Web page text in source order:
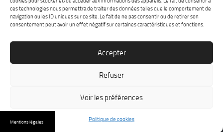
ces technologies nous permettra de traiter des données telles que le comportement de
navigation ou les ID uniques sur ce site. Le fait de ne pas consentir ou de retirer son
consentement peut avoir un effet négatif sur certaines caractéristiques et fonctions.
Accepter
Refuser
Voir les préférences
Politique de cookies
Mentions légales
l’électronique portable
Channel Vision Magazine © 2025. Tous droits réservés.